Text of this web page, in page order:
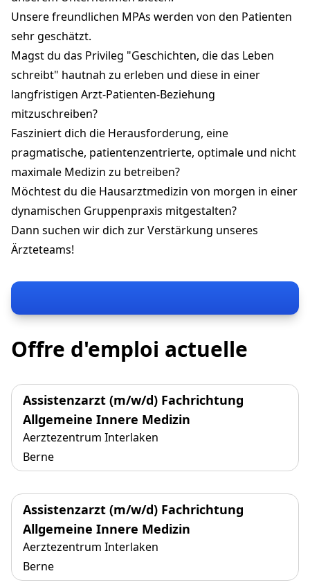
Unsere freundlichen MPAs werden von den Patienten
sehr geschätzt.
Magst du das Privileg "Geschichten, die das Leben
schreibt" hautnah zu erleben und diese in einer
langfristigen Arzt-Patienten-Beziehung
mitzuschreiben?
Fasziniert dich die Herausforderung, eine
pragmatische, patientenzentrierte, optimale und nicht
maximale Medizin zu betreiben?
Möchtest du die Hausarztmedizin von morgen in einer
dynamischen Gruppenpraxis mitgestalten?
Dann suchen wir dich zur Verstärkung unseres
Ärzteteams!
Offre d'emploi actuelle
Assistenzarzt (m/w/d) Fachrichtung
Allgemeine Innere Medizin
Aerztezentrum Interlaken
Berne
Assistenzarzt (m/w/d) Fachrichtung
Allgemeine Innere Medizin
Aerztezentrum Interlaken
Berne